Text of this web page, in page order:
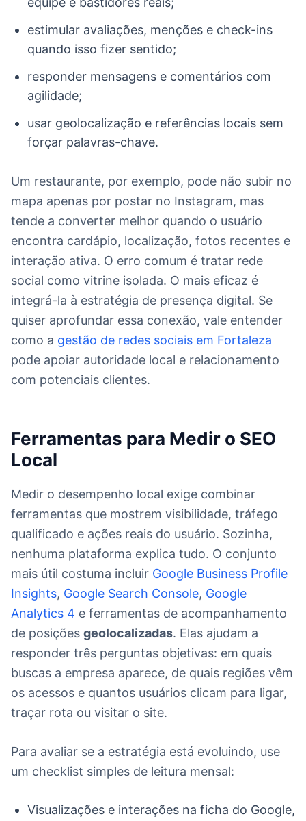
estimular avaliações, menções e check-ins
quando isso fizer sentido;
responder mensagens e comentários com
agilidade;
usar geolocalização e referências locais sem
forçar palavras-chave.
Um restaurante, por exemplo, pode não subir no
mapa apenas por postar no Instagram, mas
tende a converter melhor quando o usuário
encontra cardápio, localização, fotos recentes e
interação ativa. O erro comum é tratar rede
social como vitrine isolada. O mais eficaz é
integrá-la à estratégia de presença digital. Se
quiser aprofundar essa conexão, vale entender
como a gestão de redes sociais em Fortaleza
pode apoiar autoridade local e relacionamento
com potenciais clientes.
Ferramentas para Medir o SEO
Local
Medir o desempenho local exige combinar
ferramentas que mostrem visibilidade, tráfego
qualificado e ações reais do usuário. Sozinha,
nenhuma plataforma explica tudo. O conjunto
mais útil costuma incluir Google Business Profile
Insights, Google Search Console, Google
Analytics 4 e ferramentas de acompanhamento
de posições geolocalizadas. Elas ajudam a
responder três perguntas objetivas: em quais
buscas a empresa aparece, de quais regiões vêm
os acessos e quantos usuários clicam para ligar,
traçar rota ou visitar o site.
Para avaliar se a estratégia está evoluindo, use
um checklist simples de leitura mensal:
Visualizações e interações na ficha do Google,